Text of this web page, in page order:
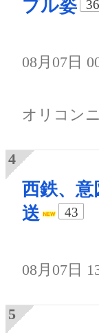
プル姿 36
08月07日
オリコン
西鉄、
送
43
08月07日